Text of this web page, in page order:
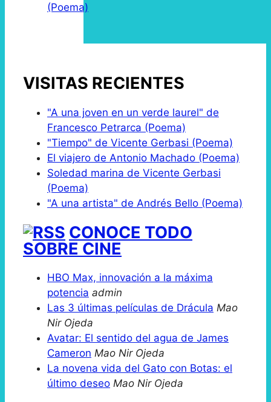
(Poema)
VISITAS RECIENTES
"A una joven en un verde laurel" de
Francesco Petrarca (Poema)
"Tiempo" de Vicente Gerbasi (Poema)
El viajero de Antonio Machado (Poema)
Soledad marina de Vicente Gerbasi
(Poema)
"A una artista" de Andrés Bello (Poema)
CONOCE TODO
SOBRE CINE
HBO Max, innovación a la máxima
potencia admin
Las 3 últimas películas de Drácula Mao
Nir Ojeda
Avatar: El sentido del agua de James
Cameron Mao Nir Ojeda
La novena vida del Gato con Botas: el
último deseo Mao Nir Ojeda